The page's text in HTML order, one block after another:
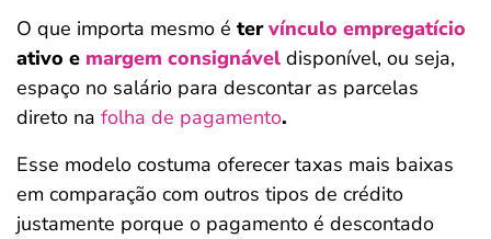
O que importa mesmo é tervínculo empregatício
ativo e margem consignável disponível, ou seja,
espaço no salário para descontar as parcelas
direto na folha de pagamento.
Esse modelo costuma oferecer taxas mais baixas
em comparação com outros tipos de crédito
justamente porque o pagamento é descontado